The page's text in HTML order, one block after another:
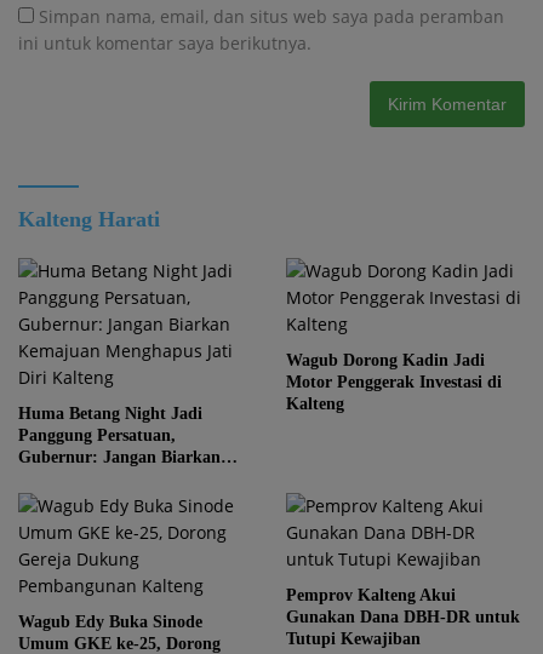
Simpan nama, email, dan situs web saya pada peramban
ini untuk komentar saya berikutnya.
Kalteng Harati
Huma Betang Night Jadi
Panggung Persatuan,
Gubernur: Jangan Biarkan
Kalteng
Wagub Dorong Kadin Jadi
Motor Penggerak Investasi di
Kalteng
Wagub Edy Buka Sinode
Umum GKE ke-25, Dorong
Pemprov Kalteng Akui
Gunakan Dana DBH-DR untuk
Tutupi Kewajiban